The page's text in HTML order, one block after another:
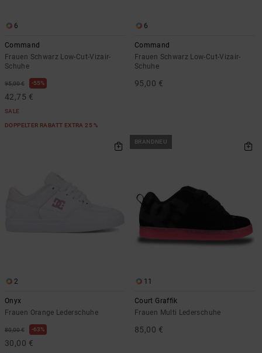
6
Command
Frauen Schwarz Low-Cut-Vizair-
Schuhe
95,00 € 55%
42,75 €
SALE
DOPPELTER RABATT EXTRA 25 %
6
Command
Frauen Schwarz Low-Cut-Vizair-
Schuhe
95,00 €
2
Onyx
Frauen Orange Lederschuhe
80,00 € 63%
30,00 €
BRANDNEU
11
Court Graffik
Frauen Multi Lederschuhe
85,00 €